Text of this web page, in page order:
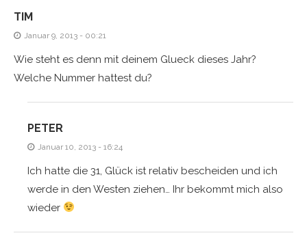
TIM
Januar 9, 2013 - 00:21
Wie steht es denn mit deinem Glueck dieses Jahr?
Welche Nummer hattest du?
PETER
Januar 10, 2013 - 16:24
Ich hatte die 31, Glück ist relativ bescheiden und ich
werde in den Westen ziehen… Ihr bekommt mich also
wieder